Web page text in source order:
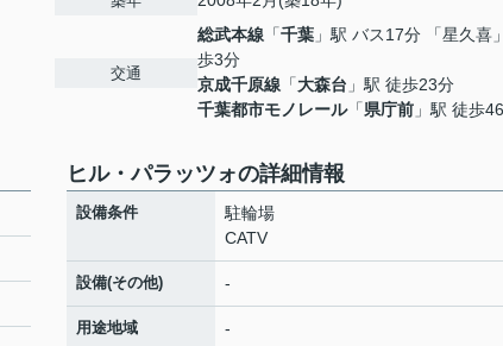
交通
総武本線 「千葉 」駅 バス17分 「星久喜
歩3分
京成千原線 「大森台 」駅 徒歩23分
千葉都市モノレール「県庁前 」駅 徒歩
ヒル・パラッツォの詳細情報
設備条件
駐輪場
CATV
設備(その他) -
用途地域 -